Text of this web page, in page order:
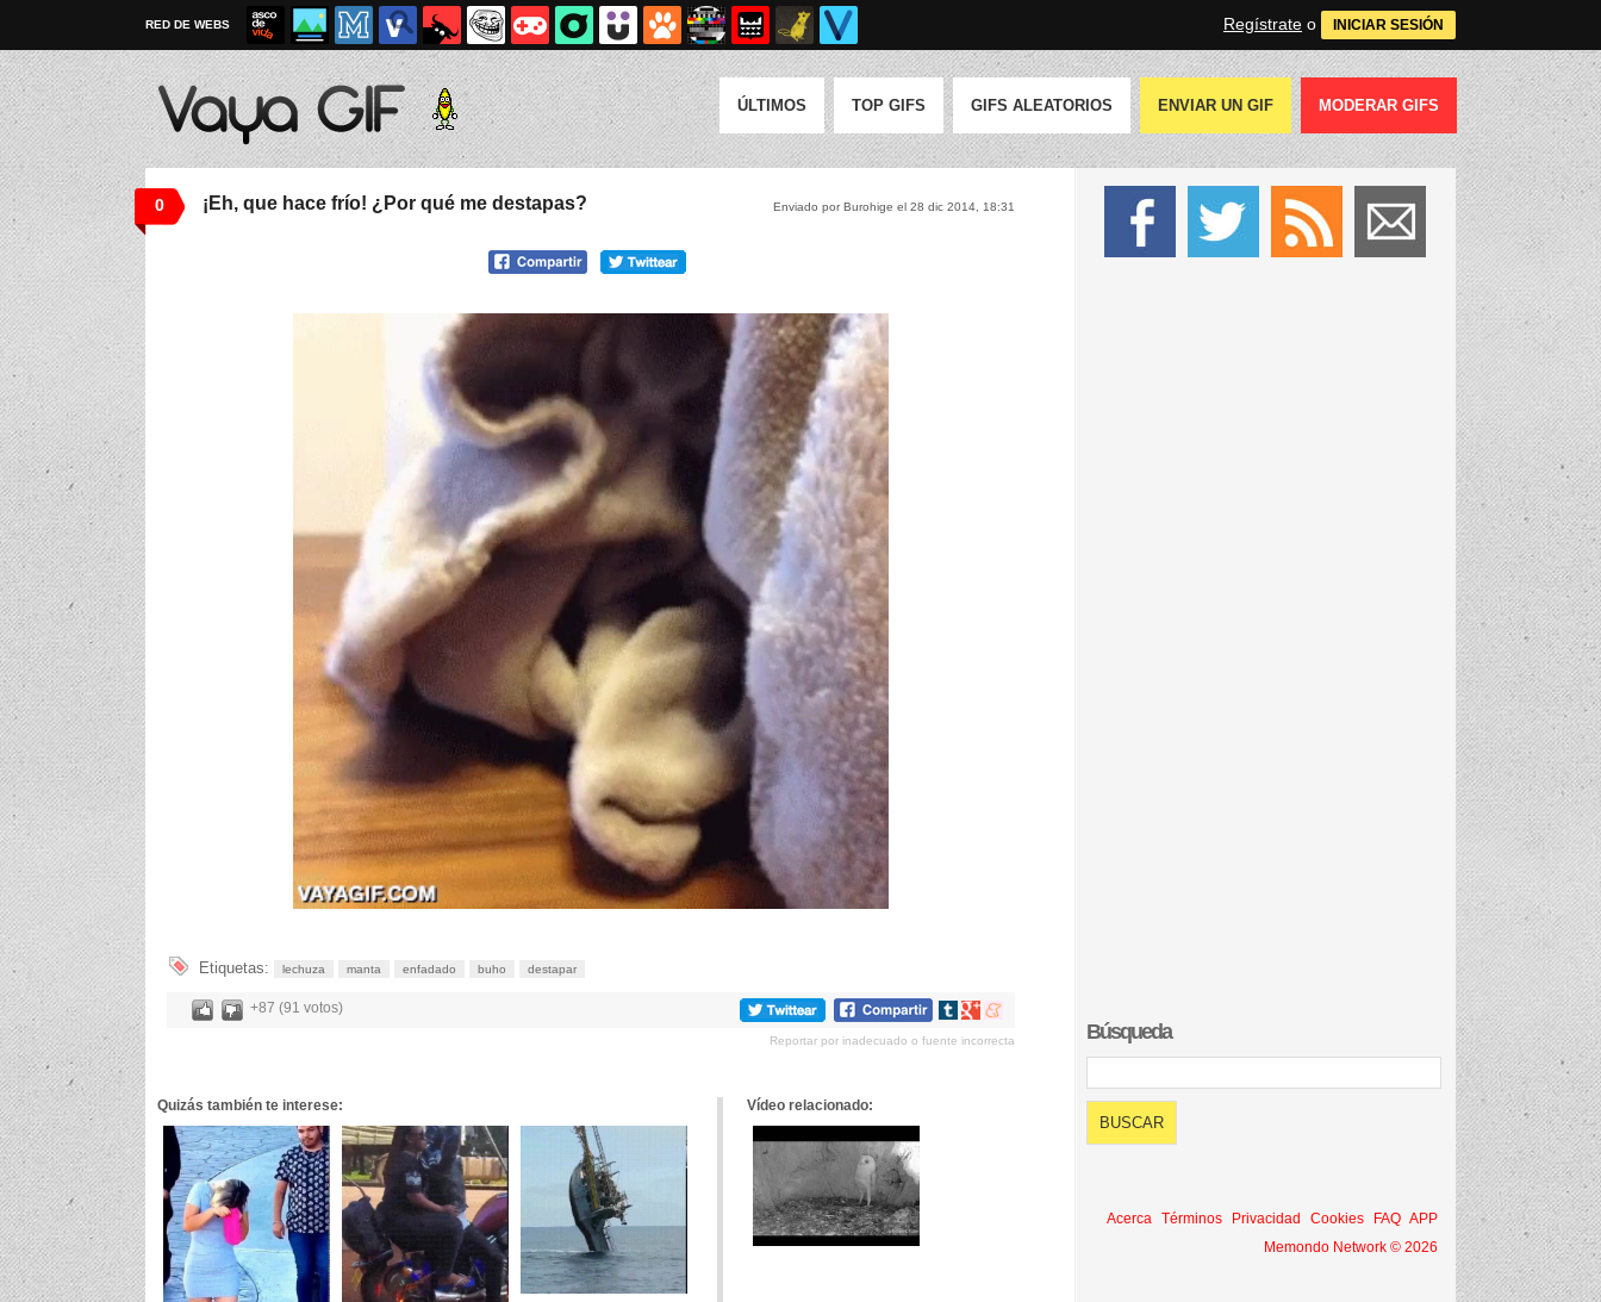
RED DE WEBS Regístrate o INICIAR SESIÓN
ÚLTIMOS TOP GIFS GIFS ALEATORIOS ENVIAR UN GIF MODERAR GIFS
0 Enviado por Burohige el 28 dic 2014, 18:31
¡Eh, que hace frío! ¿Por qué me destapas?
Etiquetas: lechuza manta enfadado buho destapar
+87 (91 votos)
Compartir
tumblr
Compartir
Google+
Compartir
meneame
Reportar por inadecuado o fuente incorrecta
Quizás también te interese: Vídeo relacionado:
Búsqueda
Acerca Términos Privacidad Cookies FAQ APP
Memondo Network © 2026